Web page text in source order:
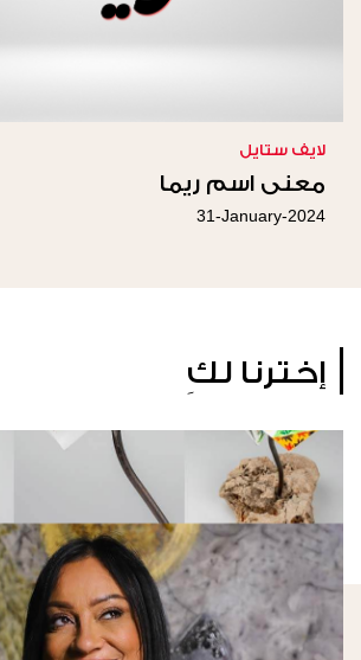
لايف ستايل
معنى اسم ريما
31-January-2024
إخترنا لكِ